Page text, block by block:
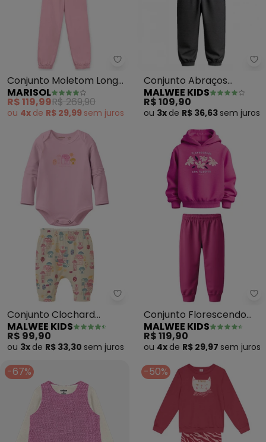
Marisol - Conjunto Moletom
Conjunto Moletom Longo
Infantil Feminino (Rosa)
MARISOL
R$ 119,99R$ 269,90
ou 4x de R$ 29,99 sem juros
Conjunto Abraços
Quentinhos em Moletom
(Rosa)
MALWEE KIDS
R$ 109,90
ou 3x de R$ 36,63 sem juros
Malwee Kids - Conjunto
Conjunto Clochard
Casinhas (Rosa Claro)
MALWEE KIDS
R$ 99,90
ou 3x de R$ 33,30 sem juros
Conjunto Florescendo
com Alegria (Rosa
Escuro)
MALWEE KIDS
R$ 119,90
ou 4x de R$ 29,97 sem juros
-67% -50%